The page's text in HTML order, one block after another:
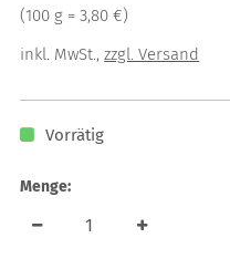
Preis pro 100 g = 3,80 €
(100 g = 3,80 €)
inkl. MwSt.,zzgl. Versand
Vorrätig
Menge: